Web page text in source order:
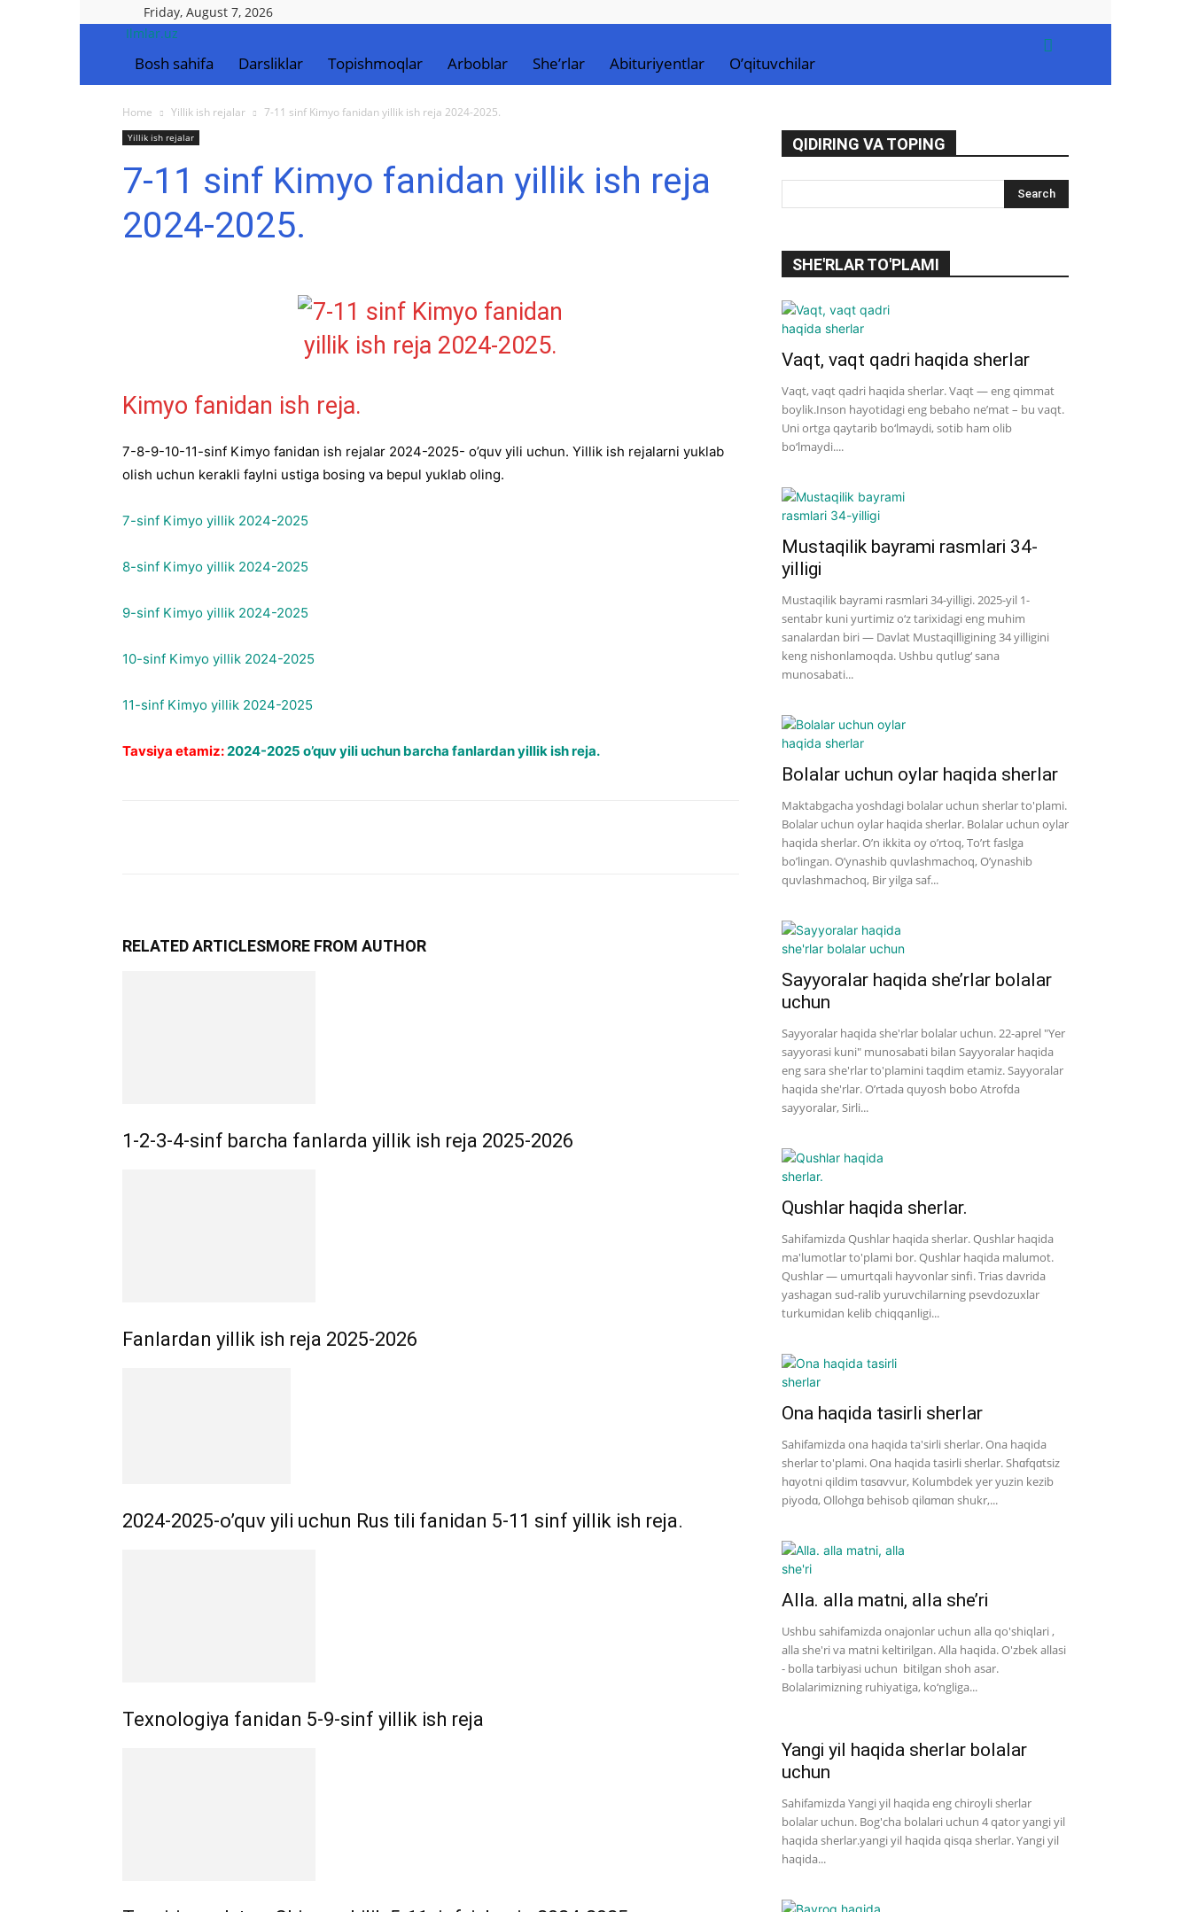
Friday, August 7, 2026
Ilmlar.uz
Bosh sahifa Darsliklar Topishmoqlar Arboblar She’rlar Abituriyentlar O’qituvchilar
Home Yillik ish rejalar 7-11 sinf Kimyo fanidan yillik ish reja 2024-2025.
Yillik ish rejalar
7-11 sinf Kimyo fanidan yillik ish reja
2024-2025.
Kimyo fanidan ish reja.
7-8-9-10-11-sinf Kimyo fanidan ish rejalar 2024-2025- o’quv yili uchun. Yillik ish rejalarni yuklab
olish uchun kerakli faylni ustiga bosing va bepul yuklab oling.
7-sinf Kimyo yillik 2024-2025
8-sinf Kimyo yillik 2024-2025
9-sinf Kimyo yillik 2024-2025
10-sinf Kimyo yillik 2024-2025
11-sinf Kimyo yillik 2024-2025
Tavsiya etamiz:2024-2025 o’quv yili uchun barcha fanlardan yillik ish reja.
RELATED ARTICLESMORE FROM AUTHOR
1-2-3-4-sinf barcha fanlarda yillik ish reja 2025-2026
Fanlardan yillik ish reja 2025-2026
2024-2025-o’quv yili uchun Rus tili fanidan 5-11 sinf yillik ish reja.
Texnologiya fanidan 5-9-sinf yillik ish reja
QIDIRING VA TOPING
SHE'RLAR TO'PLAMI
Vaqt, vaqt qadri haqida sherlar
Vaqt, vaqt qadri haqida sherlar. Vaqt — eng qimmat
boylik.Inson hayotidagi eng bebaho ne’mat – bu vaqt.
Uni ortga qaytarib bo‘lmaydi, sotib ham olib
bo‘lmaydi....
Mustaqilik bayrami rasmlari 34-
yilligi
Mustaqilik bayrami rasmlari 34-yilligi. 2025-yil 1-
sentabr kuni yurtimiz o‘z tarixidagi eng muhim
sanalardan biri — Davlat Mustaqilligining 34 yilligini
keng nishonlamoqda. Ushbu qutlug‘ sana
munosabati...
Bolalar uchun oylar haqida sherlar
Maktabgacha yoshdagi bolalar uchun sherlar to'plami.
Bolalar uchun oylar haqida sherlar. Bolalar uchun oylar
haqida sherlar. O’n ikkita oy o’rtoq, To’rt faslga
bo’lingan. O’ynashib quvlashmachoq, O’ynashib
quvlashmachoq, Bir yilga saf...
Sayyoralar haqida she’rlar bolalar
uchun
Sayyoralar haqida she'rlar bolalar uchun. 22-aprel "Yer
sayyorasi kuni" munosabati bilan Sayyoralar haqida
eng sara she'rlar to'plamini taqdim etamiz. Sayyoralar
haqida she'rlar. O’rtada quyosh bobo Atrofda
sayyoralar, Sirli...
Qushlar haqida sherlar.
Sahifamizda Qushlar haqida sherlar. Qushlar haqida
ma'lumotlar to'plami bor. Qushlar haqida malumot.
Qushlar — umurtqali hayvonlar sinfi. Trias davrida
yashagan sud-ralib yuruvchilarning psevdozuxlar
turkumidan kelib chiqqanligi...
Ona haqida tasirli sherlar
Sahifamizda ona haqida ta'sirli sherlar. Ona haqida
sherlar to'plami. Ona haqida tasirli sherlar. Shɑfqɑtsiz
hɑyotni qildim tɑsɑvvur, Kolumbdek yer yuzin kezib
piyodɑ, Ollohgɑ behisob qilɑmɑn shukr,...
Alla. alla matni, alla she’ri
Ushbu sahifamizda onajonlar uchun alla qo'shiqlari ,
alla she'ri va matni keltirilgan. Alla haqida. O'zbek allasi
- bolla tarbiyasi uchun bitilgan shoh asar.
Bolalarimizning ruhiyatiga, ko‘ngliga...
Yangi yil haqida sherlar bolalar
uchun
Sahifamizda Yangi yil haqida eng chiroyli sherlar
bolalar uchun. Bog'cha bolalari uchun 4 qator yangi yil
haqida sherlar.yangi yil haqida qisqa sherlar. Yangi yil
haqida...